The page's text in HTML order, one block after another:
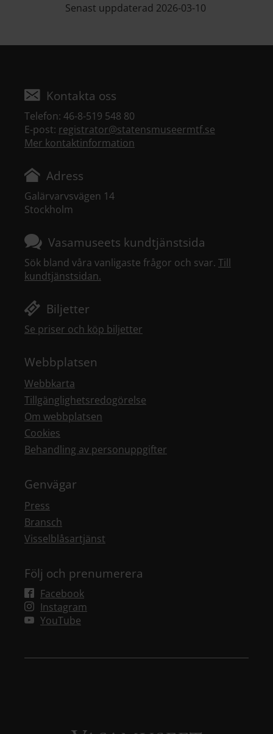
Senast uppdaterad 2026-03-10
Kontakta oss
Telefon: 46-8-519 548 80
E-post: registrator@statensmuseermtf.se
Mer kontaktinformation
Adress
Galärvarvsvägen 14
Stockholm
Vasamuseets kundtjänstsida
Sök bland våra vanligaste frågor och svar. Till
kundtjänstsidan.
Biljetter
Se priser och köp biljetter
Webbplatsen
Webbkarta
Tillgänglighetsredogörelse
Om webbplatsen
Cookies
Behandling av personuppgifter
Genvägar
Press
Bransch
Visselblåsartjänst
Följ och prenumerera
Facebook
Instagram
YouTube